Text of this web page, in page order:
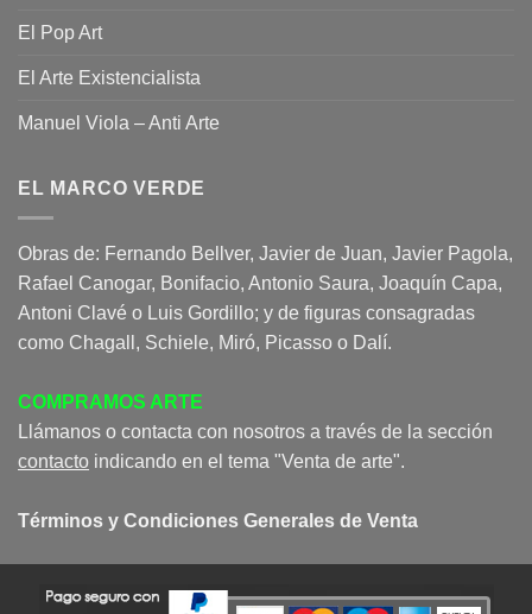
El Pop Art
El Arte Existencialista
Manuel Viola – Anti Arte
EL MARCO VERDE
Obras de: Fernando Bellver, Javier de Juan, Javier Pagola,
Rafael Canogar, Bonifacio, Antonio Saura, Joaquín Capa,
Antoni Clavé o Luis Gordillo; y de figuras consagradas
como Chagall, Schiele, Miró, Picasso o Dalí.
COMPRAMOS ARTE
Llámanos o contacta con nosotros a través de la sección
contacto indicando en el tema "Venta de arte".
Términos y Condiciones Generales de Venta